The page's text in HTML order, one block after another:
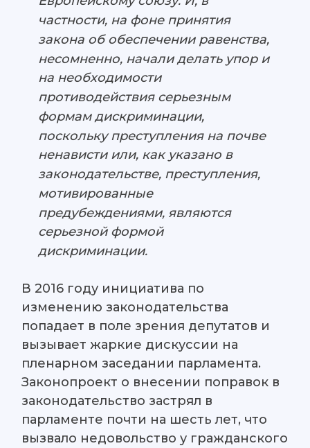
частности, на фоне принятия
закона об обеспечении равенства,
несомненно, начали делать упор и
на необходимости
противодействия серьезным
формам дискриминации,
поскольку преступления на почве
ненависти или, как указано в
законодательстве, преступления,
мотивированные
предубеждениями, являются
серьезной формой
дискриминации.
В 2016 году инициатива по
изменению законодательства
попадает в поле зрения депутатов и
вызывает жаркие дискуссии на
пленарном заседании парламента.
Законопроект о внесении поправок в
законодательство застрял в
парламенте почти на шесть лет, что
вызвало недовольство у гражданского